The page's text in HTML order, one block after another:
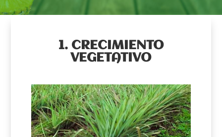
1. CRECIMIENTO
VEGETATIVO